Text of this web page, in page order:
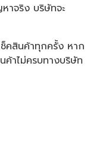
าจริง บริษัทจะ
คสินค้าทุกครั้ง หาก
าไม่ครบทางบริษัท